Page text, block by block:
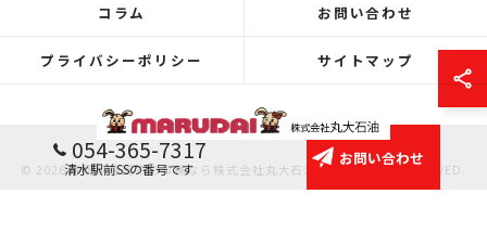
054-365-7317
清水駅前SSの番号です
お問い合わせ
コラム お問い合わせ
プライバシーポリシー サイトマップ
© 2026 静岡県静岡市の車検なら株式会社丸大石油 ALL RIGHTS RESERVED.